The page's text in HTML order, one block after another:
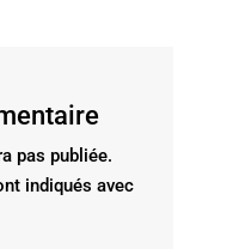
pas publiée.
indiqués avec